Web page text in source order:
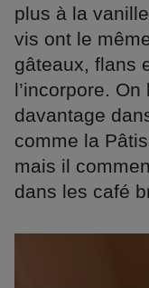
plus à la
vis ont le
gâteaux, flans
l’incorpore.
davantage
comme la
mais il
dans les café